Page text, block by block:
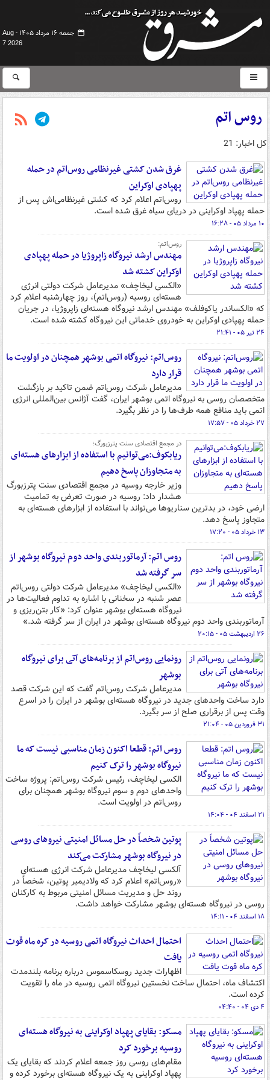
جمعه ۱۶ مرداد ۱۴۰۵ -
Aug
7 2026
روس اتم
کل اخبار: 21
غرق شدن کشتی غیرنظامی روس‌اتم در حمله
پهپادی اوکراین
روس‌اتم اعلام کرد که کشتی غیرنظامی‌اش پس از
حمله پهپاد اوکراینی در دریای سیاه غرق شده است.
۱۰ مرداد ۰۵ - ۱۶:۲۸
روس‌اتم:
مهندس ارشد نیروگاه زاپروژیا در حمله پهپادی
اوکراین کشته شد
«الکسی لیخاچف» مدیرعامل شرکت دولتی انرژی
هسته‌ای روسیه (روس‌اتم)، روز چهارشنبه اعلام کرد
که «الکساندر یاکوفلف» مهندس ارشد نیروگاه هسته‌ای زاپروژیا، در جریان
حمله پهپادی اوکراین به خودروی خدماتی این نیروگاه کشته شده است.
۲۴ تیر ۰۵ - ۲۱:۴۱
روس‌اتم: نیروگاه اتمی بوشهر همچنان در اولویت ما
قرار دارد
مدیرعامل شرکت روس‌اتم ضمن تاکید بر بازگشت
متخصصان روسی به نیروگاه اتمی بوشهر ایران، گفت آژانس بین‌المللی انرژی
اتمی باید منافع همه طرف‌ها را در نظر بگیرد.
۲۷ خرداد ۰۵ - ۱۷:۵۷
در مجمع اقتصادی سنت پترزبورگ؛
ریابکوف:می‌توانیم با استفاده از ابزارهای هسته‌ای
به متجاوزان پاسخ دهیم
وزیر خارجه روسیه در مجمع اقتصادی سنت پترزبورگ
هشدار داد: روسیه در صورت تعرض به تمامیت
ارضی خود، در بدترین سناریوها می‌تواند با استفاده از ابزارهای هسته‌ای به
متجاوز پاسخ دهد.
۱۳ خرداد ۰۵ - ۱۷:۲۰
روس اتم: آرماتوربندی واحد دوم نیروگاه بوشهر از
سر گرفته شد
«الکسی لیخاچف» مدیرعامل شرکت دولتی روس‌اتم
عصر شنبه در سخنانی با اشاره به تداوم فعالیت‌ها در
نیروگاه هسته‌ای بوشهر عنوان کرد: «کار بتن‌ریزی و
آرماتوربندی واحد دوم نیروگاه هسته‌ای بوشهر در ایران از سر گرفته شد.»
۲۶ اردیبهشت ۰۵ - ۲۰:۱۵
رونمایی روس‌اتم از برنامه‌های آتی برای نیروگاه
بوشهر
مدیرعامل شرکت روس‌اتم گفت که این شرکت قصد
دارد ساخت واحدهای جدید در نیروگاه هسته‌ای بوشهر در ایران را در اسرع
وقت پس از برقراری صلح از سر بگیرد.
۳۱ فروردین ۰۵ - ۲۱:۰۴
روس اتم: قطعا اکنون زمان مناسبی نیست که ما
نیروگاه بوشهر را ترک کنیم
الکسی لیخاچف، رئیس شرکت روس‌اتم: پروژه ساخت
واحدهای دوم و سوم نیروگاه بوشهر همچنان برای
روس‌اتم در اولویت است.
۲۱ اسفند ۰۴ - ۱۴:۰۴
پوتین شخصاً در حل مسائل امنیتی نیروهای روسی
در نیروگاه بوشهر مشارکت می‌کند
آلکسی لیخاچف مدیرعامل شرکت انرژی هسته‌ای
«روس‌اتم» اعلام کرد که ولادیمیر پوتین، شخصاً در
روند حل و مدیریت مسائل امنیتی مربوط به کارکنان
روسی در نیروگاه هسته‌ای بوشهر مشارکت خواهد داشت.
۱۸ اسفند ۰۴ - ۱۴:۱۱
احتمال احداث نیروگاه اتمی روسیه در کره ماه قوت
یافت
اظهارات جدید روسکاسموس درباره برنامه بلندمدت
اکتشاف ماه، احتمال ساخت نخستین نیروگاه اتمی روسیه در ماه را تقویت
کرده است.
۴ دی ۰۴ - ۰۴:۴۰
مسکو: بقایای پهپاد اوکراینی به نیروگاه هسته‌ای
روسیه برخورد کرد
مقام‌های روسی روز جمعه اعلام کردند که بقایای یک
پهپاد اوکراینی به یک نیروگاه هسته‌ای برخورد کرده و